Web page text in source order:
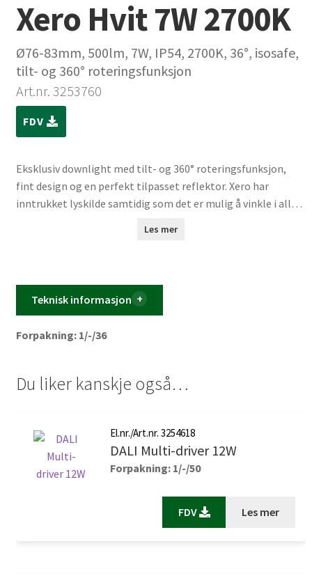
Xero Hvit 7W 2700K
Ø76-83mm, 500lm, 7W, IP54, 2700K, 36°, isosafe,
tilt- og 360° roteringsfunksjon
Art.nr. 3253760
FDV
Eksklusiv downlight med tilt- og 360° roteringsfunksjon,
fint design og en perfekt tilpasset reflektor. Xero har
inntrukket lyskilde samtidig som det er mulig å vinkle i alle
mm lekter. Med en diameter på 76–83mm er det perfekt til
rehab. Xero har IP54 i front når det er montert, noe som er
downlighten. Xero har en myk og behagelig dimmekurve helt
beregnet på downlight, men vi anbefaler B-Dim 350.
Les mer
Teknisk informasjon
Forpakning: 1/-/36
Du liker kanskje også…
El.nr./Art.nr. 3254618
DALI Multi-driver 12W
Forpakning: 1/-/50
FDV Les mer